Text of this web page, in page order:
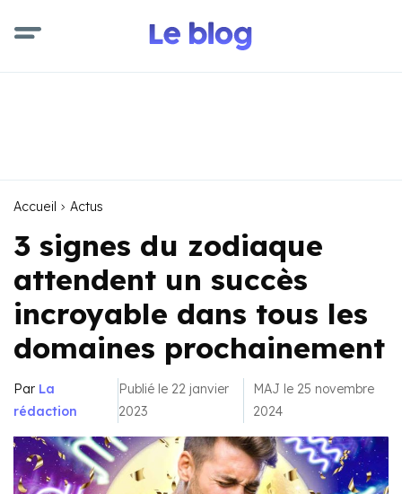
Accueil Actus
3 signes du zodiaque
attendent un succès
incroyable dans tous les
domaines prochainement
Par La
rédaction
Publié le 22 janvier
2023
MAJ le 25 novembre
2024